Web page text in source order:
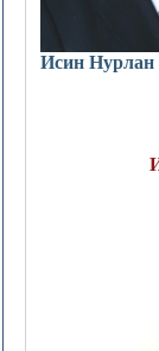
Исин Нурлан